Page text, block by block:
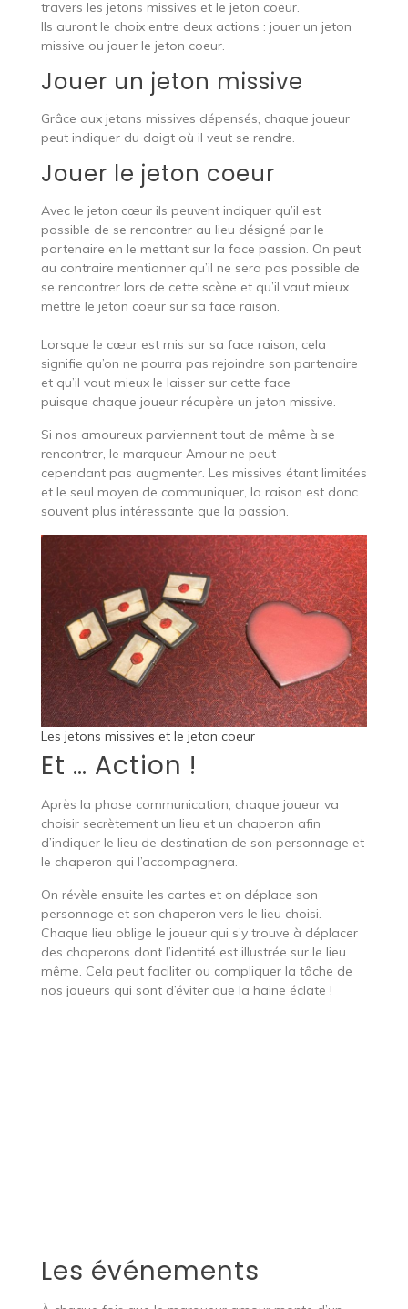
travers les jetons missives et le jeton coeur.
Ils auront le choix entre deux actions : jouer un jeton
missive ou jouer le jeton coeur.
Jouer un jeton missive
Grâce aux jetons missives dépensés, chaque joueur
peut indiquer du doigt où il veut se rendre.
Jouer le jeton coeur
Avec le jeton cœur ils peuvent indiquer qu’il est
possible de se rencontrer au lieu désigné par le
partenaire en le mettant sur la face passion. On peut
au contraire mentionner qu’il ne sera pas possible de
se rencontrer lors de cette scène et qu’il vaut mieux
mettre le jeton coeur sur sa face raison.
Lorsque le cœur est mis sur sa face raison, cela
signifie qu’on ne pourra pas rejoindre son partenaire
et qu’il vaut mieux le laisser sur cette face
puisque chaque joueur récupère un jeton missive.
Si nos amoureux parviennent tout de même à se
rencontrer, le marqueur Amour ne peut
cependant pas augmenter. Les missives étant limitées
et le seul moyen de communiquer, la raison est donc
souvent plus intéressante que la passion.
Les jetons missives et le jeton coeur
Et … Action !
Après la phase communication, chaque joueur va
choisir secrètement un lieu et un chaperon afin
d’indiquer le lieu de destination de son personnage et
le chaperon qui l’accompagnera.
On révèle ensuite les cartes et on déplace son
personnage et son chaperon vers le lieu choisi.
Chaque lieu oblige le joueur qui s’y trouve à déplacer
des chaperons dont l’identité est illustrée sur le lieu
même. Cela peut faciliter ou compliquer la tâche de
nos joueurs qui sont d’éviter que la haine éclate !
Les événements